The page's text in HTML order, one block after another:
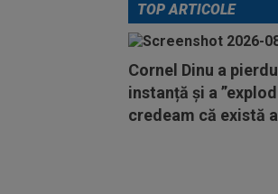
TOP ARTICOLE
Cornel Dinu a
instanță și a
credeam că există